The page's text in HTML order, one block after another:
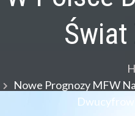
Nowe Prognozy MFW